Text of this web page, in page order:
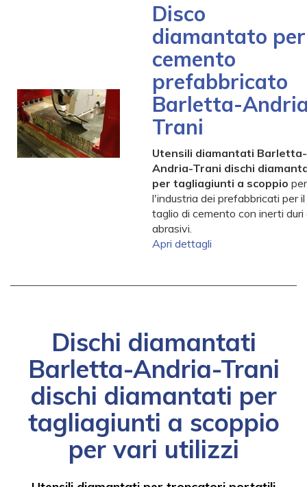
Disco
diamantato per
cemento
prefabbricato
Barletta-
Trani
Utensili diamantati Barletta-
Andria-Trani dischi
per tagliagiunti a scoppio per
l'industria dei prefabbricati per il
taglio di cemento con inerti duri
abrasivi.
Apri dettagli
Dischi diamantati
Barletta-Andria-Trani
dischi diamantati per
tagliagiunti a scoppio
per vari utilizzi